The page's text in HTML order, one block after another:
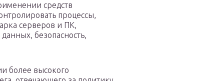
средств
процессы,
серверов и ПК,
безопасность,
более высокого